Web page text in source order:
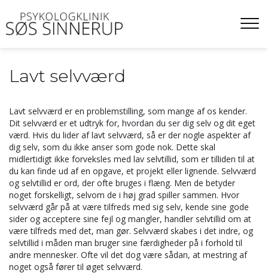
til
hovedindhold
Lavt selvværd
Lavt selvværd er en problemstilling, som mange af os kender.
Dit selvværd er et udtryk for, hvordan du ser dig selv og dit eget
værd. Hvis du lider af lavt selvværd, så er der nogle aspekter af
dig selv, som du ikke anser som gode nok. Dette skal
midlertidigt ikke forveksles med lav selvtillid, som er tilliden til at
du kan finde ud af en opgave, et projekt eller lignende. Selvværd
og selvtillid er ord, der ofte bruges i flæng. Men de betyder
noget forskelligt, selvom de i høj grad spiller sammen. Hvor
selvværd går på at være tilfreds med sig selv, kende sine gode
sider og acceptere sine fejl og mangler, handler selvtillid om at
være tilfreds med det, man gør. Selvværd skabes i det indre, og
selvtillid i måden man bruger sine færdigheder på i forhold til
andre mennesker. Ofte vil det dog være sådan, at mestring af
noget også fører til øget selvværd.